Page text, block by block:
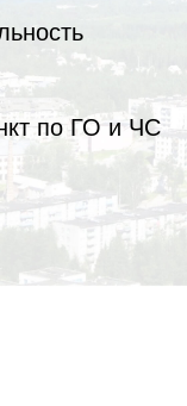
по ГО и ЧС